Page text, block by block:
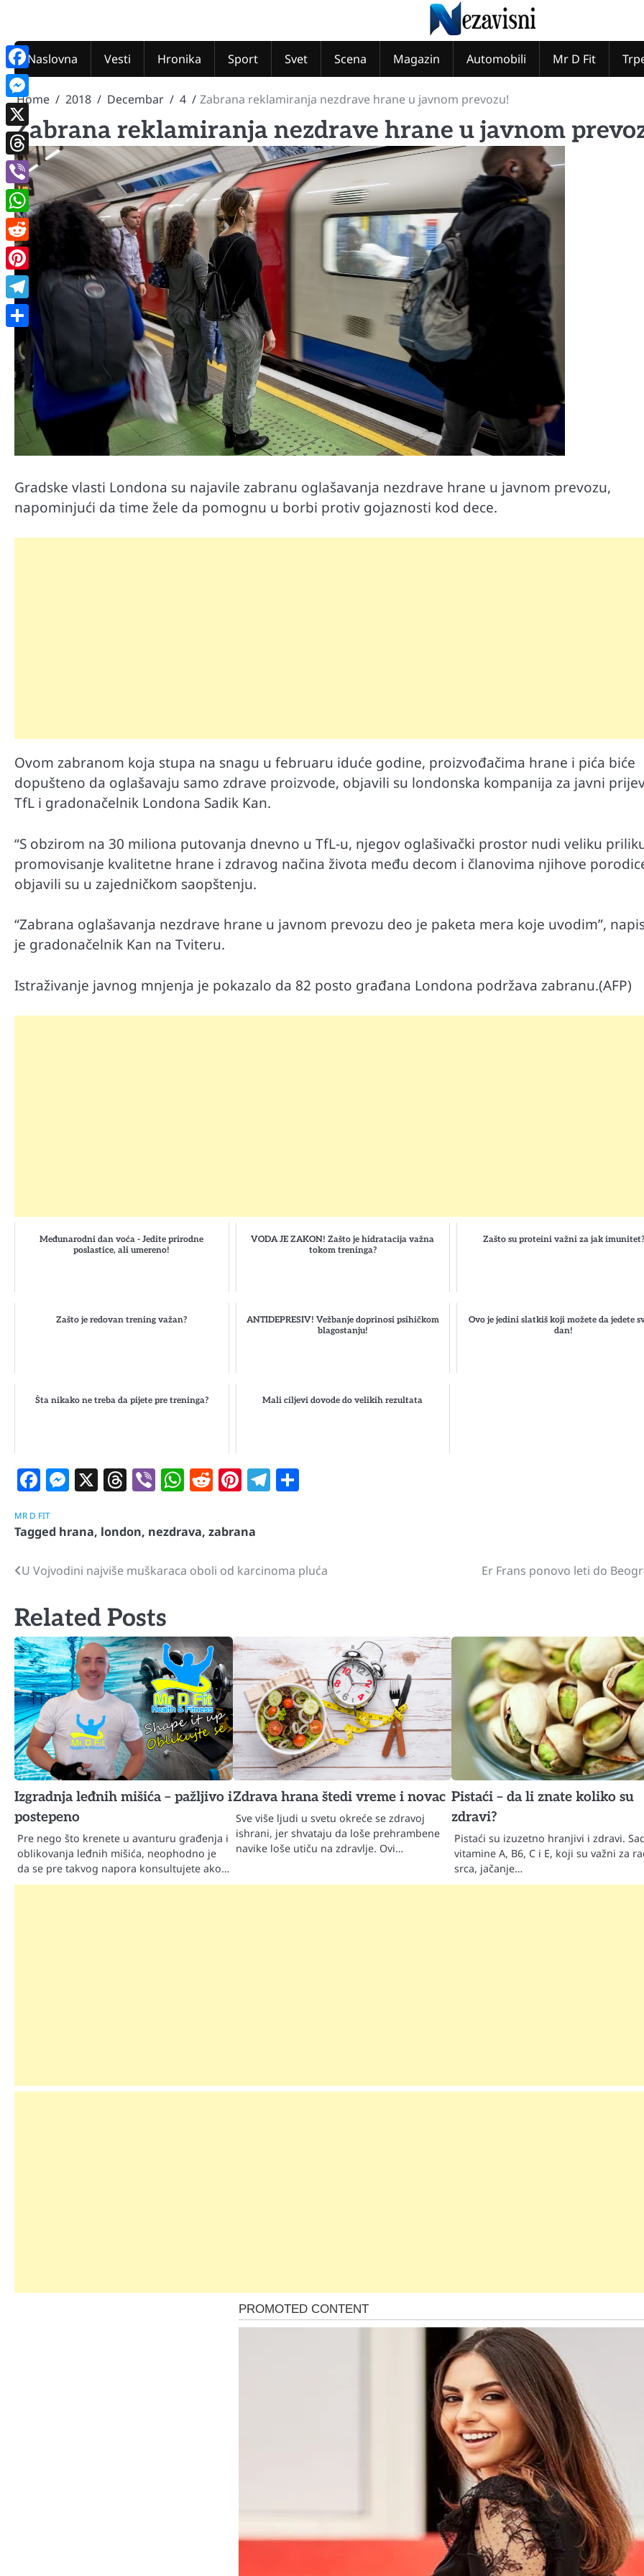
content
Naslovna
Vesti Hronika Sport Svet Scena Magazin Automobili Mr D Fit
Home 2018 Decembar 4 Zabrana reklamiranja nezdrave hrane u javnom prevozu!
Zabrana reklamiranja nezdrave hrane u javnom
Gradske vlasti Londona su najavile zabranu oglašavanja nezdrave hrane u javnom prevozu,
napominjući da time žele da pomognu u borbi protiv gojaznosti kod dece.
Ovom zabranom koja stupa na snagu u februaru iduće godine, proizvođačima hrane i pića biće
dopušteno da oglašavaju samo zdrave proizvode, objavili su londonska kompanija za javni
TfL i gradonačelnik Londona Sadik Kan.
“S obzirom na 30 miliona putovanja dnevno u TfL-u, njegov oglašivački prostor nudi veliku
promovisanje kvalitetne hrane i zdravog načina života među decom i članovima njihove
objavili su u zajedničkom saopštenju.
“Zabrana oglašavanja nezdrave hrane u javnom prevozu deo je paketa mera koje uvodim”,
je gradonačelnik Kan na Tviteru.
Istraživanje javnog mnjenja je pokazalo da 82 posto građana Londona podržava zabranu.(AFP)
Međunarodni dan voća - Jedite prirodne
poslastice, ali umereno!
VODA JE ZAKON! Zašto je hidratacija važna
tokom treninga?
Zašto su proteini važni za jak imunitet?
Zašto je redovan trening važan?
ANTIDEPRESIV! Vežbanje doprinosi psihičkom
blagostanju!
Ovo je jedini slatkiš koji možete da jedete
dan!
Šta nikako ne treba da pijete pre treninga? Mali ciljevi dovode do velikih rezultata
Facebook
Messenger
X Threads
ViberWhatsApp
Reddit
Pinterest
Telegram
MR D FIT
Tagged hrana, london, nezdrava, zabrana
Navigacija
U Vojvodini najviše muškaraca oboli od karcinoma pluća Er Frans ponovo leti do
Related Posts
Izgradnja leđnih mišića – pažljivo i
postepeno
Pre nego što krenete u avanturu građenja i
oblikovanja leđnih mišića, neophodno je
da se pre takvog napora konsultujete ako…
Zdrava hrana štedi vreme i novac
Sve više ljudi u svetu okreće se zdravoj
ishrani, jer shvataju da loše prehrambene
navike loše utiču na zdravlje. Ovi…
Pistaći – da li znate koliko su
zdravi?
Pistaći su izuzetno hranjivi i zdravi.
vitamine A, B6, C i E, koji su važni za
srca, jačanje…
Mr D Fit
poslastice, ali umereno!
poslastice, ali umereno!
Automobili Automobili
Facebook
Messenger
X
Threads
Viber
WhatsApp
Reddit
Pinterest
Telegram
Share